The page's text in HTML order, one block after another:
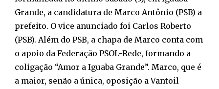
Grande, a candidatura de Marco Antônio (PSB) a
prefeito. O vice anunciado foi Carlos Roberto
(PSB). Além do PSB, a chapa de Marco conta com
o apoio da Federação PSOL-Rede, formando a
coligação “Amor a Iguaba Grande”. Marco, que é
a maior, senão a única, oposição a Vantoil